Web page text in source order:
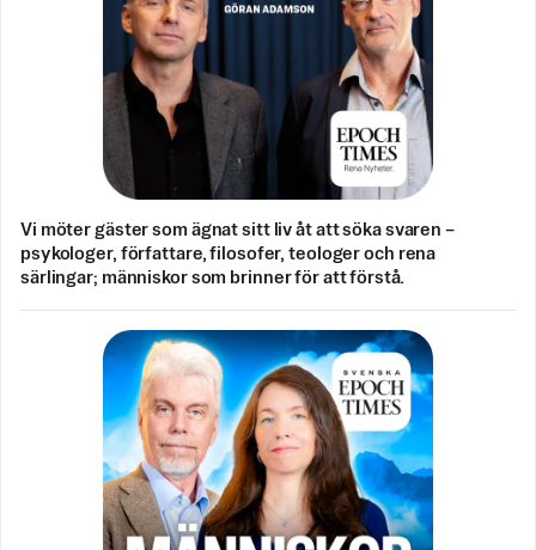
Vi möter gäster som ägnat sitt liv åt att söka svaren –
psykologer, författare, filosofer, teologer och rena
särlingar; människor som brinner för att förstå.